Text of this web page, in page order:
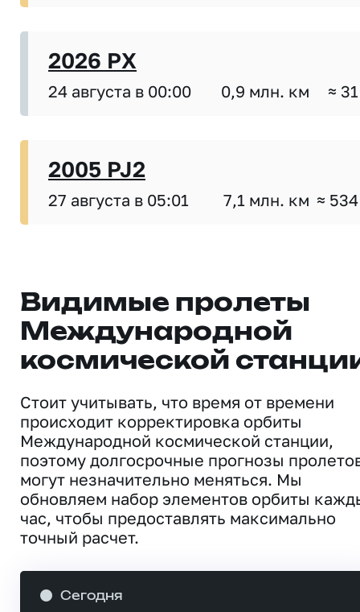
2026 PX
24 августа в 00:00 0,9 млн. км ≈
2005 PJ2
27 августа в 05:01 7,1 млн. км ≈
Видимые пролеты
Международной
космической
Стоит учитывать, что время от времени
происходит корректировка орбиты
Международной космической станции,
поэтому долгосрочные прогнозы
могут незначительно меняться. Мы
обновляем набор элементов орбиты
час, чтобы предоставлять максимально
точный расчет.
Сегодня